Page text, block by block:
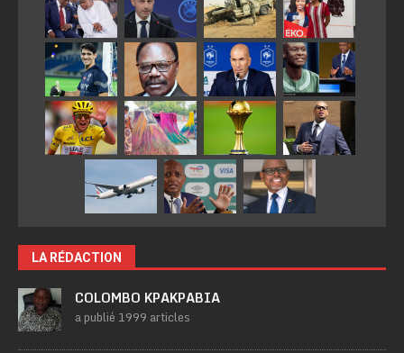
LA RÉDACTION
COLOMBO KPAKPABIA
a publié 1999 articles